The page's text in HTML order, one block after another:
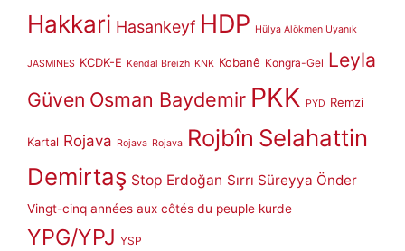
Hakkari Hasankeyf HDP Hülya Alökmen Uyanık
JASMINES KCDK-E Kendal Breizh KNK Kobanê Kongra-Gel Leyla
Güven Osman Baydemir PKK PYD Remzi
Kartal Rojava Rojava Rojava Rojbîn Selahattin
Demirtaş Stop Erdoğan Sırrı Süreyya Önder
Vingt-cinq années aux côtés du peuple kurde
YPG/YPJ YSP